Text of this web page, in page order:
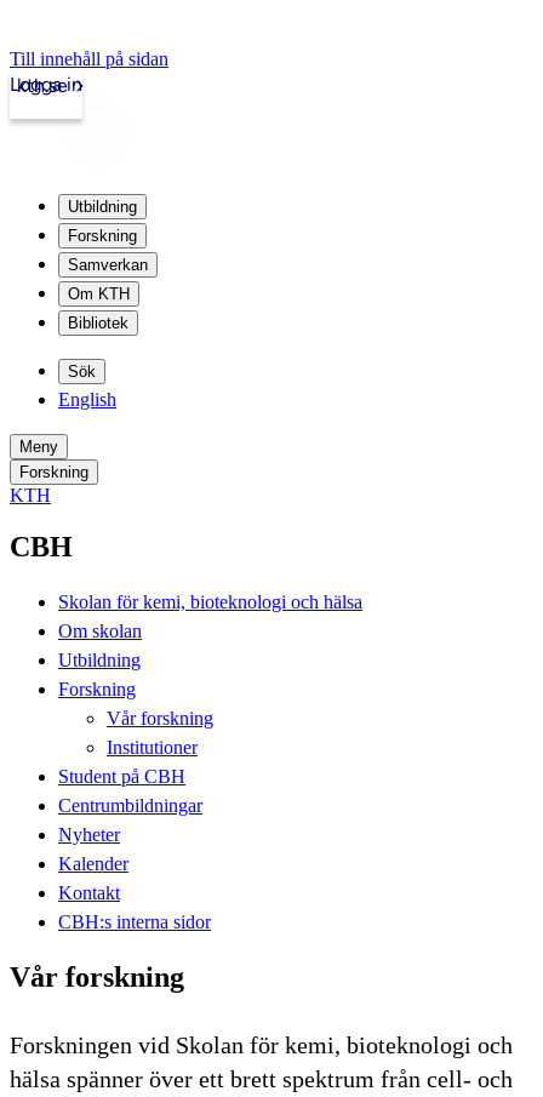
Till innehåll på sidan
kth.se
Logga in
Utbildning
Forskning
Samverkan
Om KTH
Bibliotek
Sök
English
Meny
Forskning
KTH
CBH
Skolan för kemi, bioteknologi och hälsa
Om skolan
Utbildning
Forskning
Vår forskning
Institutioner
Student på CBH
Centrumbildningar
Nyheter
Kalender
Kontakt
CBH:s interna sidor
Vår forskning
Forskningen vid Skolan för kemi, bioteknologi och
hälsa spänner över ett brett spektrum från cell- och